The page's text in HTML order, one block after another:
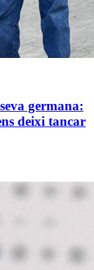
germana:
deixi tancar